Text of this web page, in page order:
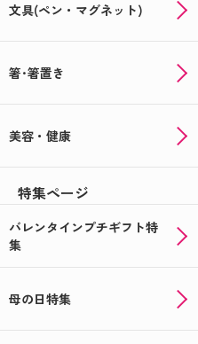
文具(ペン・マグネット)
箸･箸置き
美容・健康
特集ページ
バレンタインプチギフト特
集
母の日特集